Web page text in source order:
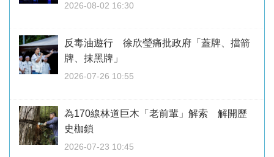
2026-08-02 16:30
反毒油遊行 徐欣瑩痛批政府「蓋牌、擋箭
牌、抹黑牌」
2026-07-26 10:55
為170線林道巨木「老前輩」解索 解開歷
史枷鎖
2026-07-23 10:45